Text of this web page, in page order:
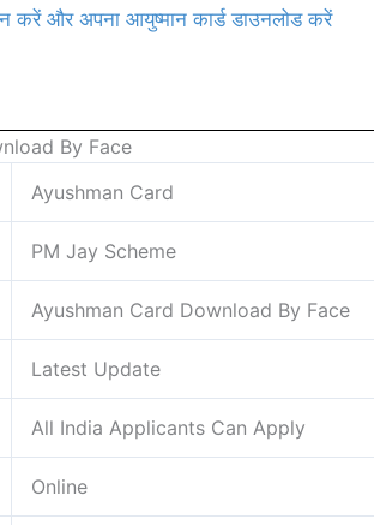
करें और अपना आयुष्मान कार्ड डाउनलोड करें
By Face
Ayushman Card
PM Jay Scheme
Ayushman Card Download By Face
Latest Update
All India Applicants Can Apply
Online